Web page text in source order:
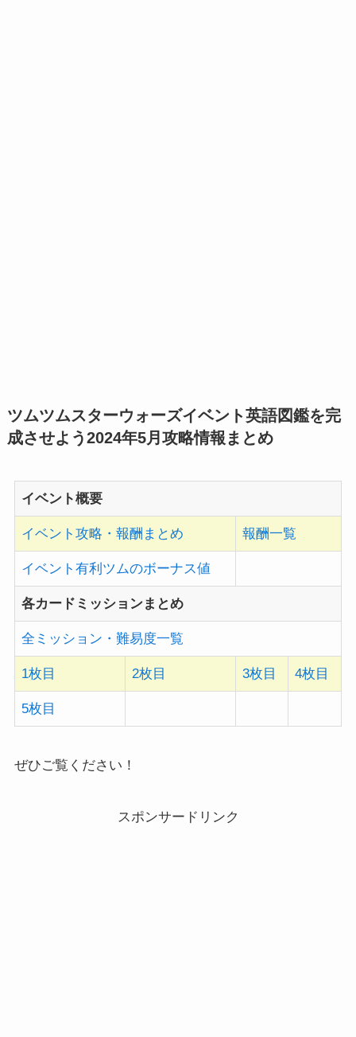
ツムツムスターウォーズイベント英語図鑑を完
成させよう2024年5月 攻略情報まとめ
イベント概要
イベント攻略・報酬まとめ 報酬一覧
イベント有利ツムのボーナス値
各カードミッションまとめ
全ミッション・難易度一覧
1枚目 2枚目 3枚目 4枚目
5枚目
ぜひご覧ください！
スポンサードリンク